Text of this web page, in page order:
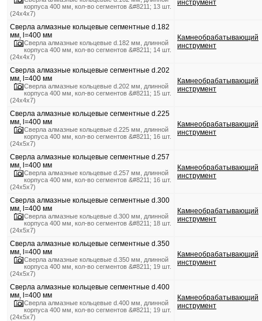
корпуса 400 мм, кол-во сегментов &#8211; 13 шт.
(24х4х7)
инструмент
Сверла алмазные кольцевые сегментные d.182
мм, l=400 мм
Сверла алмазные кольцевые d.182 мм, длинной
корпуса 400 мм, кол-во сегментов &#8211; 14 шт.
(24х4х7)
Камнеобрабатывающий
инструмент
Сверла алмазные кольцевые сегментные d.202
мм, l=400 мм
Сверла алмазные кольцевые d.202 мм, длинной
корпуса 400 мм, кол-во сегментов &#8211; 15 шт.
(24х4х7)
Камнеобрабатывающий
инструмент
Сверла алмазные кольцевые сегментные d.225
мм, l=400 мм
Сверла алмазные кольцевые d.225 мм, длинной
корпуса 400 мм, кол-во сегментов &#8211; 16 шт.
(24х5х7)
Камнеобрабатывающий
инструмент
Сверла алмазные кольцевые сегментные d.257
мм, l=400 мм
Сверла алмазные кольцевые d.257 мм, длинной
корпуса 400 мм, кол-во сегментов &#8211; 16 шт.
(24х5х7)
Камнеобрабатывающий
инструмент
Сверла алмазные кольцевые сегментные d.300
мм, l=400 мм
Сверла алмазные кольцевые d.300 мм, длинной
корпуса 400 мм, кол-во сегментов &#8211; 18 шт.
(24х5х7)
Камнеобрабатывающий
инструмент
Сверла алмазные кольцевые сегментные d.350
мм, l=400 мм
Сверла алмазные кольцевые d.350 мм, длинной
корпуса 400 мм, кол-во сегментов &#8211; 19 шт.
(24х5х7)
Камнеобрабатывающий
инструмент
Сверла алмазные кольцевые сегментные d.400
мм, l=400 мм
Сверла алмазные кольцевые d.400 мм, длинной
корпуса 400 мм, кол-во сегментов &#8211; 19 шт.
(24х5х7)
Камнеобрабатывающий
инструмент